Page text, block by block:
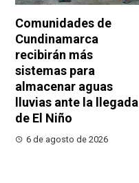
Comunidades de
Cundinamarca
recibirán más
sistemas para
almacenar aguas
lluvias ante la llegada
de El Niño
6 de agosto de 2026